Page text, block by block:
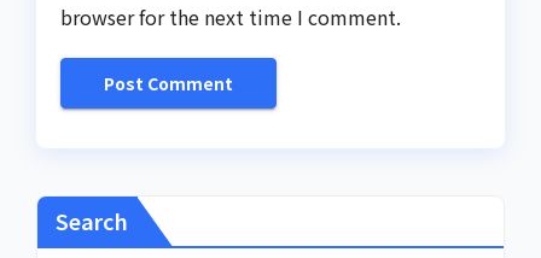
browser for the next time I comment.
Search